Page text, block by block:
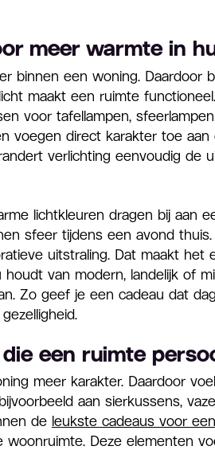
meer warmte in
binnen een woning. Daardoor
maakt een ruimte
voor tafellampen,
voegen direct karakter toe aan
verlichting eenvoudig de
lichtkleuren dragen bij aan
sfeer tijdens een avond
uitstraling. Dat maakt het
van modern, landelijk of
Zo geef je een cadeau dat
een ruimte
meer karakter. Daardoor
aan sierkussens,
de leukste cadeaus voor
Deze elementen